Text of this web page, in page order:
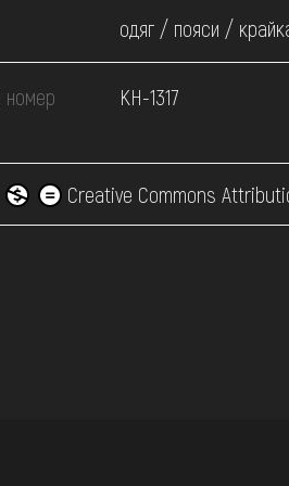
одяг / пояси /
номер КН-1317
Creative Commons